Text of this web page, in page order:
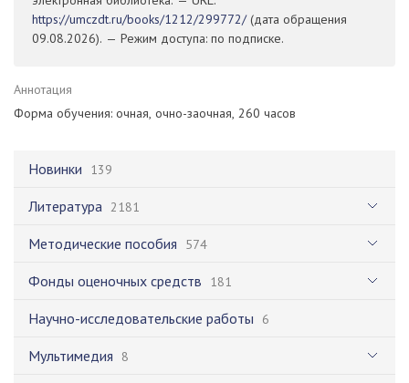
Новинки 139
Литература 2181
Методические пособия 574
Фонды оценочных средств 181
Научно-исследовательские работы 6
Мультимедия 8
https://umczdt.ru/books/1212/299772/(дата обращения
09.08.2026). — Режим доступа: по подписке.
Аннотация
Форма обучения: очная, очно-заочная, 260 часов